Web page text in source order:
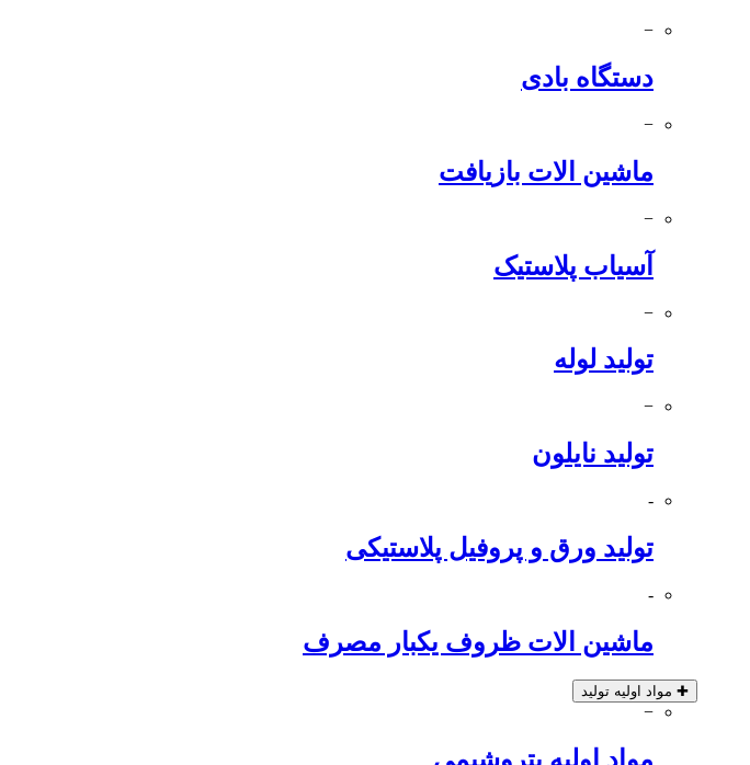
−
دستگاه بادی
−
ماشین الات بازیافت
−
آسیاب پلاستیک
−
تولید لوله
−
تولید نایلون
-
تولید ورق و پروفیل پلاستیکی
-
ماشین الات ظروف یکبار مصرف
✚ مواد اولیه تولید
−
مواد اولیه پتروشیمی